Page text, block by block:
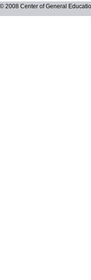
2008 Center of General